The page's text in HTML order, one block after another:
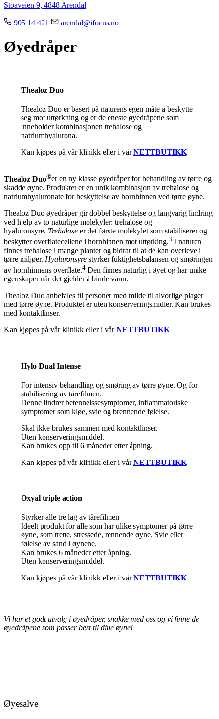
Stoaveien 9, 4848 Arendal
905 14 421 arendal@ifocus.no
Øyedråper
Thealoz Duo
Thealoz Duo er basert på naturens egen måte å beskytte
seg mot uttørkning og er de eneste øyedråpene som
inneholder kombinasjonen trehalose og
natriumhyalurona.
Kan kjøpes på vår klinikk eller i vårNETTBUTIKK
Thealoz Duo®er en ny klasse øyedråper for behandling av tørre og
skadde øyne. Produktet er en unik kombinasjon av trehalose og
natriumhyaluronate for beskyttelse av hornhinnen ved tørre øyne.
Thealoz Duo øyedråper gir dobbel beskyttelse og langvarig lindring
ved hjelp av to naturlige molekyler: trehalose og
hyaluronsyre. Trehalose er det første molekylet som stabiliserer og
beskytter overflatecellene i hornhinnen mot uttørking.3 I naturen
finnes trehalose i mange planter og bidrar til at de kan overleve i
tørre miljøer. Hyaluronsyre styrker fuktighetsbalansen og smøringen
av hornhinnens overflate.4 Den finnes naturlig i øyet og har unike
egenskaper når det gjelder å binde vann.
Thealoz Duo anbefales til personer med milde til alvorlige plager
med tørre øyne. Produktet er uten konserveringsmidler. Kan brukes
med kontaktlinser.
Kan kjøpes på vår klinikk eller i vårNETTBUTIKK
Hylo Dual Intense
For intensiv behandling og smøring av tørre øyne. Og for
stabilisering av tårefilmen.
Denne lindrer betennelssesymptomer, inflammatoriske
symptomer som kløe, svie og brennende følelse.
Skal ikke brukes sammen med kontaktlinser.
Uten konserveringsmiddel.
Kan brukes opp til 6 måneder etter åpning.
Kan kjøpes på vår klinikk eller i vårNETTBUTIKK
Oxyal triple action
Styrker alle tre lag av tårefilmen
Ideelt produkt for alle som har ulike symptomer på tørre
øyne, som trette, stressede, rennende øyne. Svie eller
følelse av sand i øynene.
Kan brukes 6 måneder etter åpning.
Uten konserveringsmiddel.
Kan kjøpes på vår klinikk eller i vårNETTBUTIKK
Vi har et godt utvalg i øyedråper, snakke med oss og vi finne de
øyedråpene som passer best til dine øyne!
Øyesalve